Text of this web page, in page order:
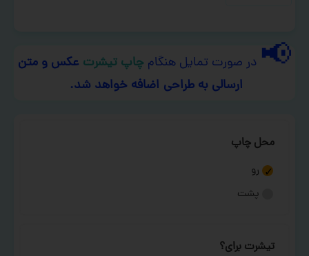
📢 در صورت تمایل هنگام چاپ تیشرت عکس و متن
ارسالی به طراحی اضافه خواهد شد.
محل چاپ
رو
پشت
تیشرت برای؟